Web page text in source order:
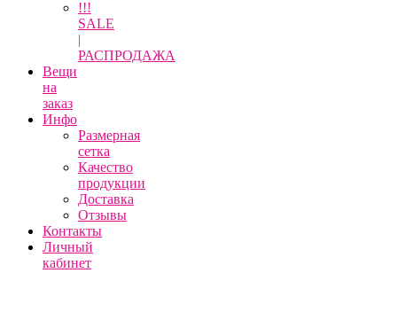
!!!
SALE
|
РАСПРОДАЖА
Вещи
на
заказ
Инфо
Размерная
сетка
Качество
продукции
Доставка
Отзывы
Контакты
Личный
кабинет